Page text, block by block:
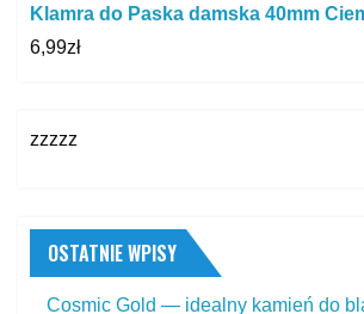
Klamra do Paska damska 40mm
6,99zł
zzzzz
OSTATNIE WPISY
Cosmic Gold — idealny kamień do